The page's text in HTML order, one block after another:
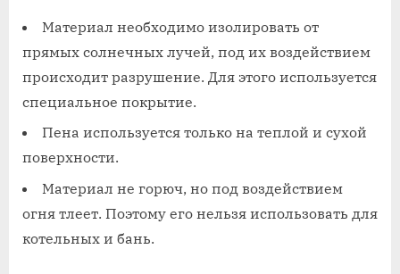
Материал необходимо изолировать от
прямых солнечных лучей, под их воздействием
происходит разрушение. Для этого используется
специальное покрытие.
Пена используется только на теплой и сухой
поверхности.
Материал не горюч, но под воздействием
огня тлеет. Поэтому его нельзя использовать для
котельных и бань.